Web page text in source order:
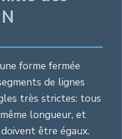
forme fermée
de lignes
très strictes: tous
longueur, et
être égaux.